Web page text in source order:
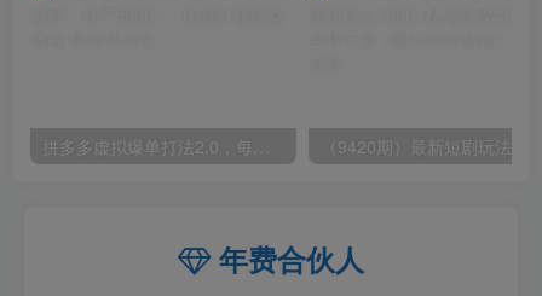
年费合伙人